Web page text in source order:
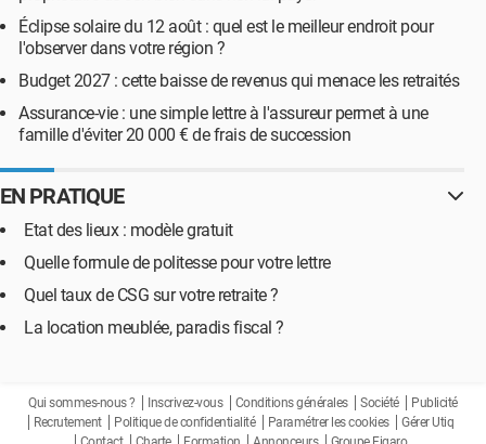
Éclipse solaire du 12 août : quel est le meilleur endroit pour
l'observer dans votre région ?
Budget 2027 : cette baisse de revenus qui menace les retraités
Assurance-vie : une simple lettre à l'assureur permet à une
famille d'éviter 20 000 € de frais de succession
EN PRATIQUE
Etat des lieux : modèle gratuit
Quelle formule de politesse pour votre lettre
Quel taux de CSG sur votre retraite ?
La location meublée, paradis fiscal ?
Qui sommes-nous ? Inscrivez-vous Conditions générales Société
Publicité
Recrutement
Politique de confidentialité Paramétrer les cookies
Gérer Utiq